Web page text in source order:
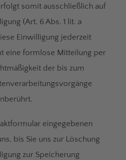
somit ausschließlich auf
(Art. 6 Abs. 1 lit. a
Einwilligung jederzeit
eine formlose Mitteilung per
der bis zum
eingegebenen
bis Sie uns zur Löschung
zur Speicherung